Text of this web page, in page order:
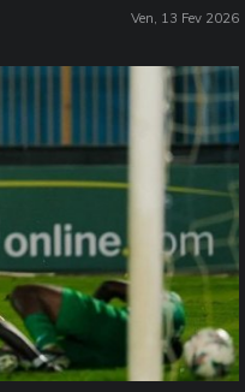
Ven, 13 Fev 2026